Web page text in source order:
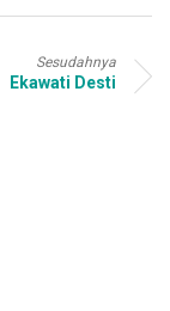
Sesudahnya
Ekawati Desti